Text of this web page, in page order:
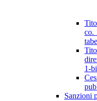
co.
1-
Sanzioni